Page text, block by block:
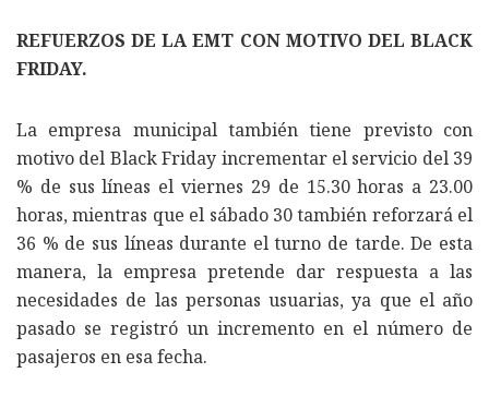
REFUERZOS DE LA EMT CON MOTIVO DEL BLACK
FRIDAY.
La empresa municipal también tiene previsto con
motivo del Black Friday incrementar el servicio del 39
% de sus líneas el viernes 29 de 15.30 horas a 23.00
horas, mientras que el sábado 30 también reforzará el
36 % de sus líneas durante el turno de tarde. De esta
manera, la empresa pretende dar respuesta a las
necesidades de las personas usuarias, ya que el año
pasado se registró un incremento en el número de
pasajeros en esa fecha.